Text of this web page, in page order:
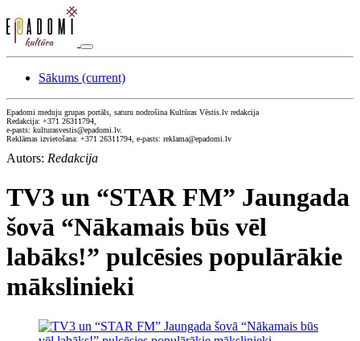
Sākums (current)
Epadomi meduju grupas portāls, saturu nodrošina Kultūras Vēstis.lv redakcija
Redakcija: +371 26311794,
e-pasts: kulturasvestis@epadomi.lv.
Reklāmas izvietošana: +371 26311794, e-pasts: reklama@epadomi.lv
Autors: Redakcija
TV3 un “STAR FM” Jaungada
šovā “Nākamais būs vēl
labāks!” pulcēsies populārākie
mākslinieki